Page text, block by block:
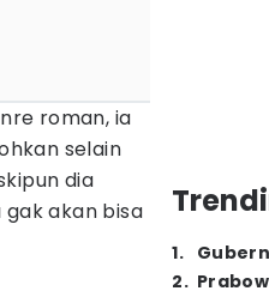
roman, ia
selain
dia
akan bisa
1.
2.